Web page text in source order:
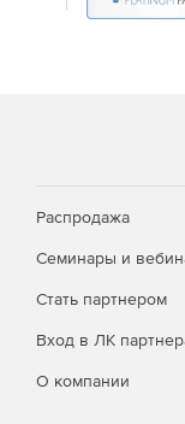
Распродажа
Семинары и
Стать партнером
Вход в ЛК
О компании